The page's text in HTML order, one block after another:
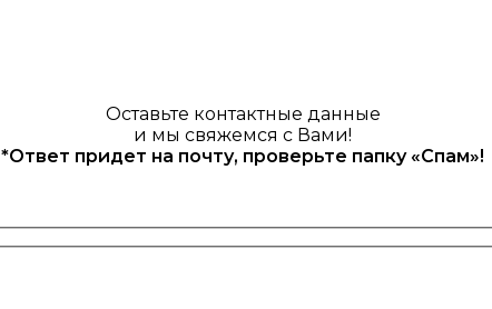
Оставьте контактные данные
и мы свяжемся с Вами!
*Ответ придет на почту, проверьте папку «Спам»!